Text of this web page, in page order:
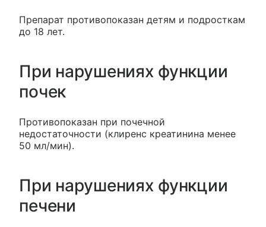
Препарат противопоказан детям и подросткам
до 18 лет.
При нарушениях функции
почек
Противопоказан при почечной
недостаточности (клиренс креатинина менее
50 мл/мин).
При нарушениях функции
печени